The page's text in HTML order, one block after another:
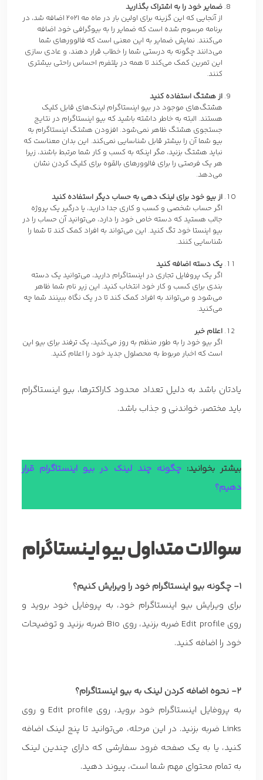
ضمایر خود را به اشتراک بگذارید
از آنجایی که این گزینه برای اولین بار در ماه مه 2021 اضافه شد، در
برنامه مرسوم شده است که ضمایر را به بیوگرافی خود اضافه
می‌کنند. نمایش ضمایر به این معنی است که فالوورهای شما
می‌دانند چگونه به درستی شما را خطاب قرار دهند، و عادی سازی
این تمرین کمک می‌کند تا همه در پلتفرم احساس راحتی بیشتری
کنند.
از هشتگ استفاده کنید
هشتگ‌های موجود در بیو اینستاگرام لینک‌های قابل کلیک
هستند. البته به خاطر داشته باشید که بیو اینستاگرام در نتایج
جستجوی هشتگ ظاهر نمی‌شود. افزودن هشتگ اینستاگرام به
بیو شما آن را بیشتر قابل شناسایی نمی‌کند. این بدان معناست که
نباید هشتگ‌ بزنید، مگر اینکه به کسب و کار شما مرتبط باشند، زیرا
هر یک فرصتی را برای فالوورهای بالقوه برای کلیک کردن نشان
می‌دهد.
از بیو خود برای لینک دهی به حساب دیگر استفاده کنید
اگر حساب شخصی و کسب و کاری جدا دارید، یا درگیر یک پروژه
جالب هستید که دسته خاص خود را دارد، می‌توانید آن حساب را در
بیو اینستا خود تگ کنید. این می‌تواند به افراد کمک کند تا شما را
شناسایی کنند.
یک دسته اضافه کنید
اگر یک پروفایل تجاری در اینستاگرام دارید، می‌توانید یک دسته
بندی برای کسب و کار خود انتخاب کنید. این زیر نام شما ظاهر
می‌شود و می‌تواند به افراد کمک کند تا در یک نگاه ببینند شما چه
می‌کنید.
اعلام خبر
اگر بیو خود را به طور منظم به روز می‌کنید، یک ترفند برای بیو این
است که اخبار مربوط به محصلول جدید خود را اعلام کنید.
یادتان باشد به دلیل تعداد محدود کاراکترها، بیو اینستاگرام
باید مختصر، خواندنی و جذاب باشد.
بیشتر بخوانید:چگونه چند لینک در بیو اینستاگرام قرار
دهیم؟
سوالات متداول بیو اینستاگرام
1- چگونه بیو اینستاگرام خود را ویرایش کنیم؟
برای ویرایش بیو اینستاگرام خود، به پروفایل خود بروید و
روی Edit profile ضربه بزنید، روی Bio ضربه بزنید و توضیحات
خود را اضافه کنید.
2- نحوه اضافه کردن لینک به بیو اینستاگرام؟
به پروفایل اینستاگرام خود بروید، روی Edit profile و روی
Links ضربه بزنید. در این مرحله، می‌توانید تا پنج لینک اضافه
کنید، یا به یک صفحه فرود سفارشی که دارای چندین لینک
به تمام محتوای مهم شما است، پیوند دهید.